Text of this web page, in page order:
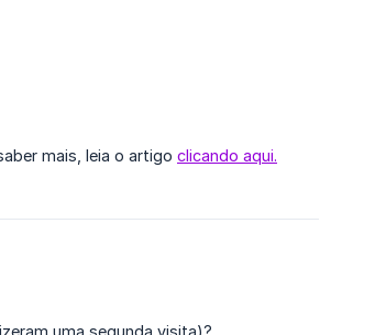
mais, leia o artigo clicando aqui.
uma segunda visita)?